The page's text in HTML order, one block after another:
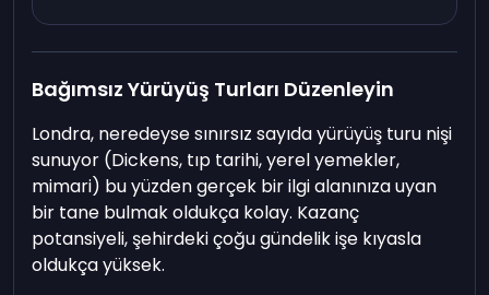
Bağımsız Yürüyüş Turları Düzenleyin
Londra, neredeyse sınırsız sayıda yürüyüş turu nişi
sunuyor (Dickens, tıp tarihi, yerel yemekler,
mimari) bu yüzden gerçek bir ilgi alanınıza uyan
bir tane bulmak oldukça kolay. Kazanç
potansiyeli, şehirdeki çoğu gündelik işe kıyasla
oldukça yüksek.